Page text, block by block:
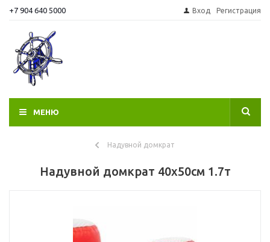
+7 904 640 5000 Вход Регистрация
МЕНЮ
Надувной домкрат
Надувной домкрат 40х50см 1.7т